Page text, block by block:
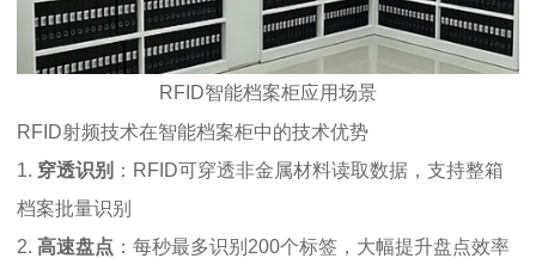
RFID智能档案柜应用场景
RFID射频技术在智能档案柜中的技术优势
1. 穿透识别 ：RFID可穿透非金属材料读取数据，支持整箱
档案批量识别
2. 高速盘点 ：每秒最多识别200个标签，大幅提升盘点效率